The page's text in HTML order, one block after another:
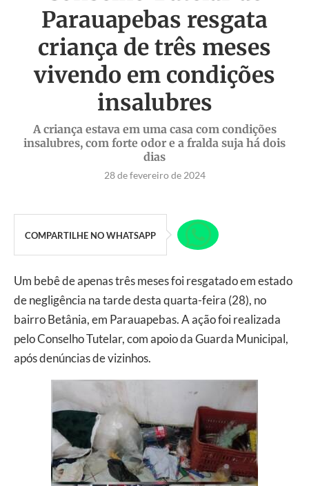
Parauapebas resgata
criança de três meses
vivendo em condições
insalubres
A criança estava em uma casa com condições
insalubres, com forte odor e a fralda suja há dois
dias
28 de fevereiro de 2024
COMPARTILHE NO WHATSAPP
Um bebê de apenas três meses foi resgatado em estado
de negligência na tarde desta quarta-feira (28), no
bairro Betânia, em Parauapebas. A ação foi realizada
pelo Conselho Tutelar, com apoio da Guarda Municipal,
após denúncias de vizinhos.